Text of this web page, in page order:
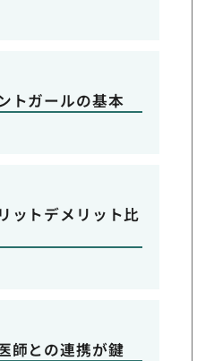
トガールの基本
ットデメリット比
師との連携が鍵